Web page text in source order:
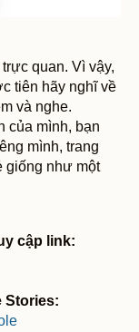
quan. Vì vậy,
tiên hãy nghĩ về
và nghe.
của mình, bạn
mình, trang
giống như một
cập link:
Stories: